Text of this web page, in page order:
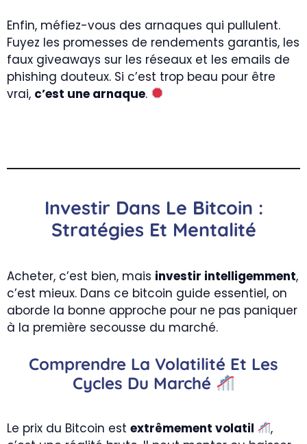
Enfin, méfiez-vous des arnaques qui pullulent.
Fuyez les promesses de rendements garantis, les
faux giveaways sur les réseaux et les emails de
phishing douteux. Si c’est trop beau pour être
vrai, c’est une arnaque.
Investir Dans Le Bitcoin :
Stratégies Et Mentalité
Acheter, c’est bien, mais investir intelligemment,
c’est mieux. Dans ce bitcoin guide essentiel, on
aborde la bonne approche pour ne pas paniquer
à la première secousse du marché.
Comprendre La Volatilité Et Les
Cycles Du Marché
Le prix du Bitcoin est extrêmement volatil
,